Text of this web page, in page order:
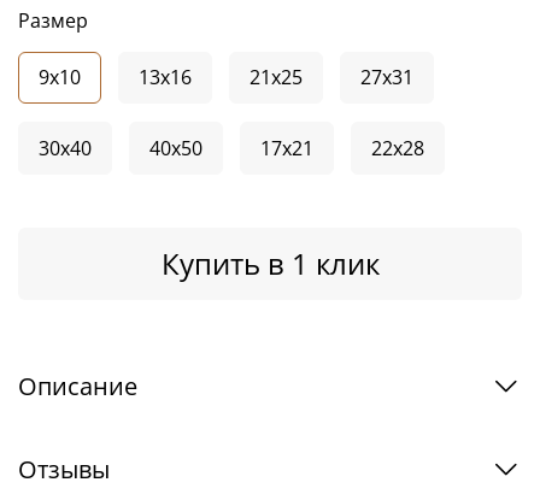
Купить в 1 клик
Размер
9x10 13x16 21x25 27x31
30x40 40x50 17x21 22x28
Описание
Отзывы